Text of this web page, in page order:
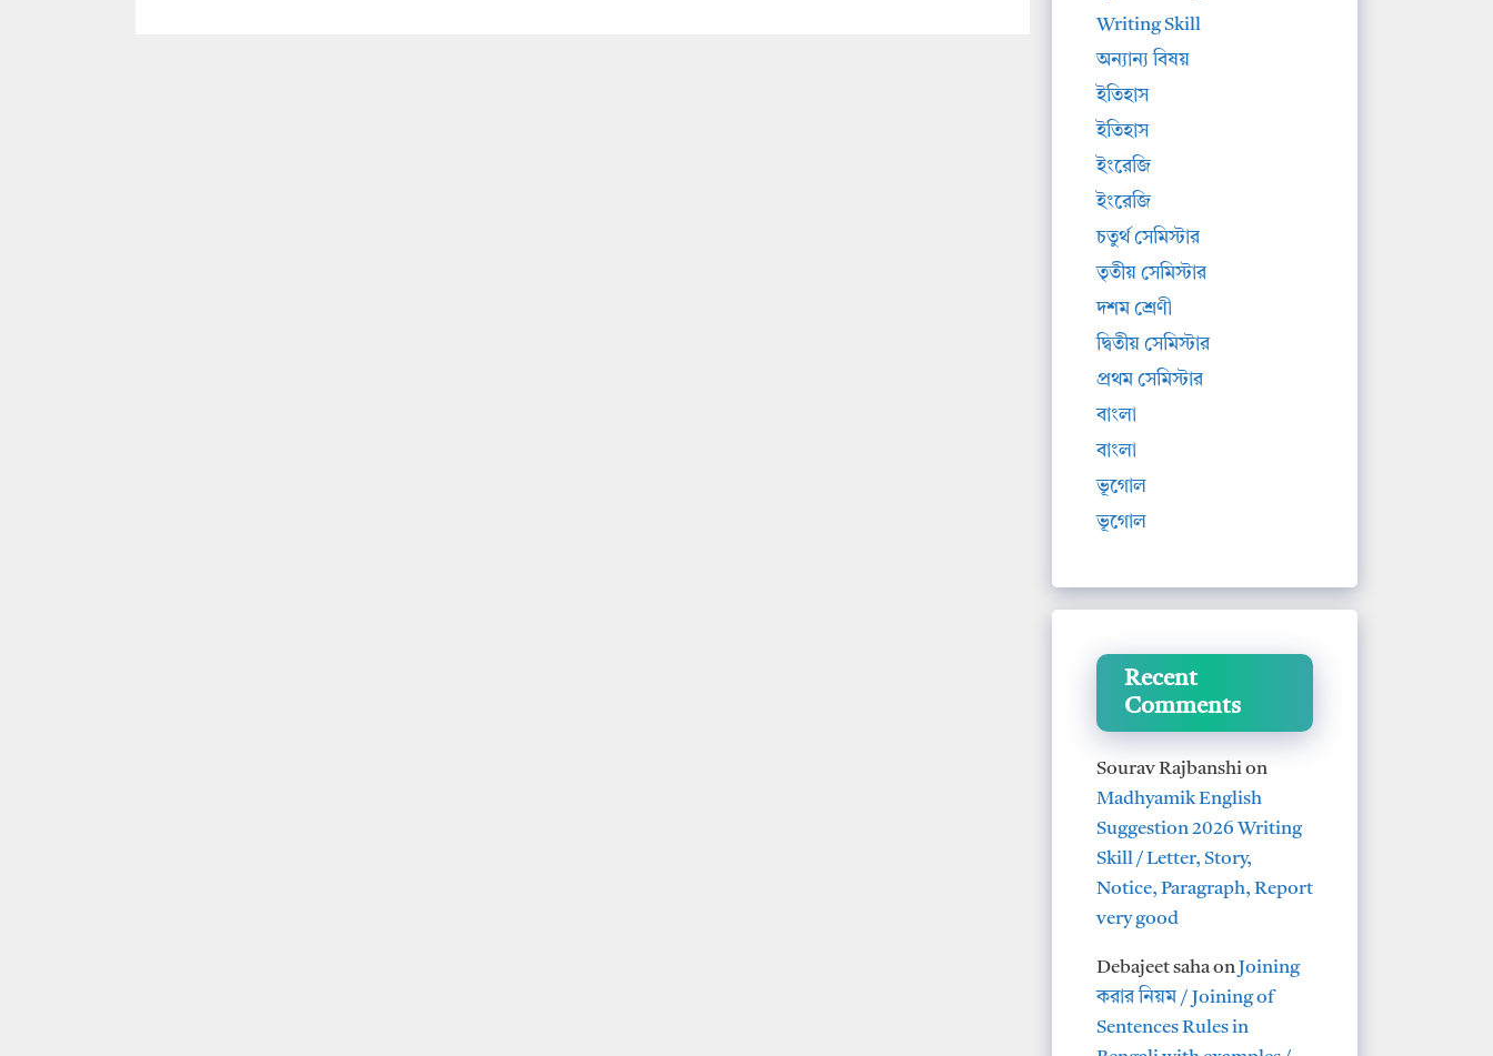
Writing Skill
অন্যান্য বিষয়
ইতিহাস
ইতিহাস
ইংরেজি
ইংরেজি
চতুর্থ সেমিস্টার
তৃতীয় সেমিস্টার
দশম শ্রেণী
দ্বিতীয় সেমিস্টার
প্রথম সেমিস্টার
বাংলা
বাংলা
ভূগোল
ভূগোল
Recent
Comments
Sourav Rajbanshion
Madhyamik English
Suggestion 2026 Writing
Skill / Letter, Story,
Notice, Paragraph, Report
very good
Debajeet sahaonJoining
করার নিয়ম / Joining of
Sentences Rules in